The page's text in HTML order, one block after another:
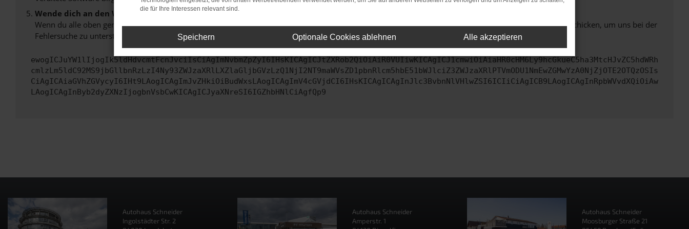
Wende dich an den Webseitenbetreiber.
Wenn du alle oben genannten Schritte versucht hast, kontaktiere uns bitte. Wir werden versuchen, das Problem zu beheben. Du kannst uns diesen Text schicken, um uns bei der
Fehlersuche zu unterstützen:
ewogICJuYW1lIjogIk5ldHdvcmtFcnJvciIsCiAgImNvbmZpZyI6IHsKICAgICJtZXRob2QiOiAiR0VUIiwKICAgICJ1cmwiOiAiaHR0cHM6Ly9hcGkueC5ha3MtcHJvZC5hdWRh
cmlzLm5ldC92MS9jbGllbnRzLzI4Ny93ZWJzaXRlLXZlaGljbGVzLzQ1NjI2NT9maWVsZD1pbnRlcm5hbE51bWJlciZ3ZWJzaXRlPTVmODU1NmEwZGMwYzA0NjZjOTE2OTQzOSIs
CiAgICAiaGVhZGVycyI6IHt9LAogICAgImJvZHkiOiBudWxsLAogICAgImV4cGVjdCI6IHsKICAgICAgInJlc3BvbnNlVHlwZSI6ICIiCiAgICB9LAogICAgInRpbWVvdXQiOiAw
LAogICAgInByb2dyZXNzIjogbnVsbCwKICAgICJyaXNreSI6IGZhbHNlCiAgfQp9
Autohaus Schneider
Ingolstädter Str. 2
Autohaus Schneider
Amperstr. 1
Autohaus Schneider
Moosburger Straße 21
die für Ihre Interessen relevant sind.
Speichern Optionale Cookies ablehnen Alle akzeptieren